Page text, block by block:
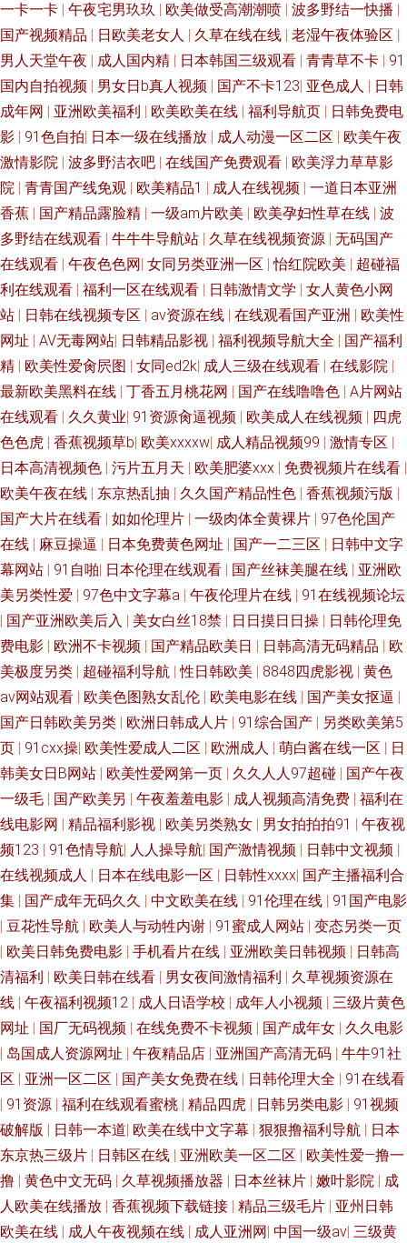
一卡一卡 | 午夜宅男玖玖 | 欧美做受高潮潮喷 | 波多野结一快播 |
国产视频精品 | 日欧美老女人 | 久草在线在线 | 老湿午夜体验区 |
男人天堂午夜 | 成人国内精 | 日本韩国三级观看 | 青青草不卡 | 91
国内自拍视频 | 男女日b真人视频 | 国产不卡123| 亚色成人 | 日韩
成年网 | 亚洲欧美福利 | 欧美欧美在线 | 福利导航页 | 日韩免费电
影 | 91色自拍| 日本一级在线播放 | 成人动漫一区二区 | 欧美午夜
激情影院 | 波多野洁衣吧 | 在线国产免费观看 | 欧美浮力草草影
院 | 青青国产线免观 | 欧美精品1 | 成人在线视频 | 一道日本亚洲
香蕉 | 国产精品露脸精 | 一级am片欧美 | 欧美孕妇性草在线 | 波
多野结在线观看 | 牛牛牛导航站 | 久草在线视频资源 | 无码国产
在线观看 | 午夜色色网| 女同另类亚洲一区 |怡红院欧美 | 超碰福
利在线观看 | 福利一区在线观看 | 日韩激情文学 | 女人黄色小网
站 | 日韩在线视频专区 | av资源在线 | 在线观看国产亚洲 | 欧美性
网址 | AV无毒网站| 日韩精品影视 | 福利视频导航大全 | 国产福利
精 | 欧美性爱肏屄图 | 女同ed2k| 成人三级在线观看 | 在线影院 |
最新欧美黑料在线 | 丁香五月桃花网 | 国产在线噜噜色 | A片网站
在线观看 | 久久黄业| 91资源肏逼视频 | 欧美成人在线视频 | 四虎
色色虎 | 香蕉视频草b| 欧美xxxxw| 成人精品视频99 | 激情专区 |
日本高清视频色 | 污片五月天 | 欧美肥婆xxx | 免费视频片在线看 |
欧美午夜在线 | 东京热乱抽 | 久久国产精品性色 | 香蕉视频污版 |
国产大片在线看 | 如如伦理片 | 一级肉体全黄裸片 | 97色伦国产
在线 | 麻豆操逼 | 日本免费黄色网址 | 国产一二三区 | 日韩中文字
幕网站 | 91自啪| 日本伦理在线观看 | 国产丝袜美腿在线 | 亚洲欧
美另类性爱 | 97色中文字幕a | 午夜伦理片在线 | 91在线视频论坛
| 国产亚洲欧美后入 | 美女白丝18禁 | 日日摸日日操 | 日韩伦理免
费电影 | 欧洲不卡视频 | 国产精品欧美日 | 日韩高清无码精品 | 欧
美极度另类 | 超碰福利导航 |性日韩欧美 | 8848四虎影视 | 黄色
av网站观看 | 欧美色图熟女乱伦 | 欧美电影在线 | 国产美女抠逼 |
国产日韩欧美另类 | 欧洲日韩成人片 | 91综合国产 | 另类欧美第5
页 | 91cxx操| 欧美性爱成人二区 | 欧洲成人 | 萌白酱在线一区 | 日
韩美女日B网站 | 欧美性爱网第一页 | 久久人人97超碰 | 国产午夜
一级毛 | 国产欧美另 | 午夜羞羞电影 | 成人视频高清免费 | 福利在
线电影网 | 精品福利影视 | 欧美另类熟女 | 男女拍拍拍91 | 午夜视
频123 | 91色情导航| 人人操导航| 国产激情视频 | 日韩中文视频 |
在线视频成人 | 日本在线电影一区 | 日韩性xxxx| 国产主播福利合
集 | 国产成年无码久久 | 中文欧美在线 | 91伦理在线 | 91国产电影
| 豆花性导航 | 欧美人与动牲内谢 | 91蜜成人网站 | 变态另类一页
| 欧美日韩免费电影 | 手机看片在线 | 亚洲欧美日韩视频 | 日韩高
清福利 | 欧美日韩在线看 | 男女夜间激情福利 | 久草视频资源在
线 | 午夜福利视频12 | 成人日语学校 | 成年人小视频 | 三级片黄色
网址 | 国厂无码视频 | 在线免费不卡视频 | 国产成年女 | 久久电影
| 岛国成人资源网址 | 午夜精品店 | 亚洲国产高清无码 | 牛牛91社
区 | 亚洲一区二区 | 国产美女免费在线 | 日韩伦理大全 | 91在线看
| 91资源 | 福利在线观看蜜桃 | 精品四虎 | 日韩另类电影 | 91视频
破解版 | 日韩一本道| 欧美在线中文字幕 | 狠狠撸福利导航 | 日本
东京热三级片 | 日韩区在线 | 亚洲欧美一区二区 | 欧美性爱—撸一
撸 | 黄色中文无码 | 久草视频播放器 | 日本丝袜片 | 嫩叶影院 | 成
人欧美在线播放 | 香蕉视频下载链接 | 精品三级毛片 | 亚州日韩
欧美在线 | 成人午夜视频在线 | 成人亚洲网| 中国一级av| 三级黄